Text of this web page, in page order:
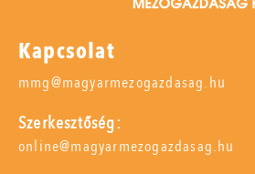
Kapcsolat
mmg@magyarmezogazdasag.hu
Szerkesztőség:
online@magyarmezogazdasag.hu